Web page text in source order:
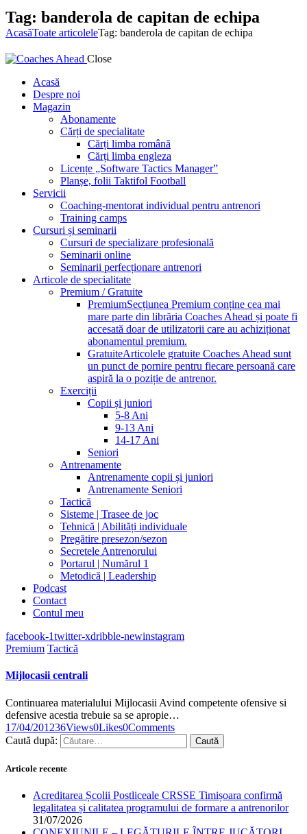
Tag: banderola de capitan de echipa
AcasăToate articoleleTag: banderola de capitan de echipa
Close
Acasă
Despre noi
Magazin
Abonamente
Cărți de specialitate
Cărți limba română
Cărți limba engleza
Licențe „Software Tactics Manager”
Planșe, folii Taktifol Football
Servicii
Coaching-mentorat individual pentru antrenori
Training camps
Cursuri și seminarii
Cursuri de specializare profesională
Seminarii online
Seminarii perfecționare antrenori
Articole de specialitate
Premium / Gratuite
PremiumSecțiunea Premium conține cea mai
mare parte din librăria Coaches Ahead și poate fi
accesată doar de utilizatorii care au achiziționat
abonamentul premium.
GratuiteArticolele gratuite Coaches Ahead sunt
un punct de pornire pentru fiecare persoană care
aspiră la o poziție de antrenor.
Exerciții
Copii și juniori
5-8 Ani
9-13 Ani
14-17 Ani
Seniori
Antrenamente
Antrenamente copii și juniori
Antrenamente Seniori
Tactică
Sisteme | Trasee de joc
Tehnică | Abilități individuale
Pregătire presezon/sezon
Secretele Antrenorului
Portarul | Numărul 1
Metodică | Leadership
Podcast
Contact
Contul meu
facebook-1twitter-xdribble-newinstagram
Premium Tactică
Mijlocasii centrali
Continuarea materialului Mijlocasii Avind competente ofensive si
defensive acestia trebuie sa se apropie…
17/04/201236Views0Likes0Comments
Caută după:
Articole recente
Acreditarea Școlii Postliceale CRSSE Timișoara confirmă
legalitatea și calitatea programului de formare a antrenorilor
31/07/2026